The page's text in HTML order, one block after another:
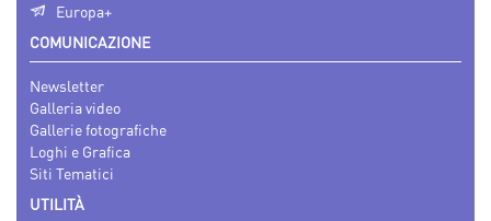
Europa+
COMUNICAZIONE
Newsletter
Galleria video
Gallerie fotografiche
Loghi e Grafica
Siti Tematici
UTILITÀ